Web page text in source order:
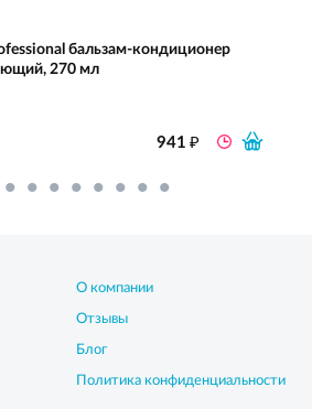
бальзам-кондиционер
270 мл
941₽
О компании
Отзывы
Блог
Политика конфиденциальности